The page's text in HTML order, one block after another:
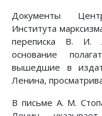
Документы
Института
переписка В. И.
основание
вышедшие в
Ленина,
В письме А. М.